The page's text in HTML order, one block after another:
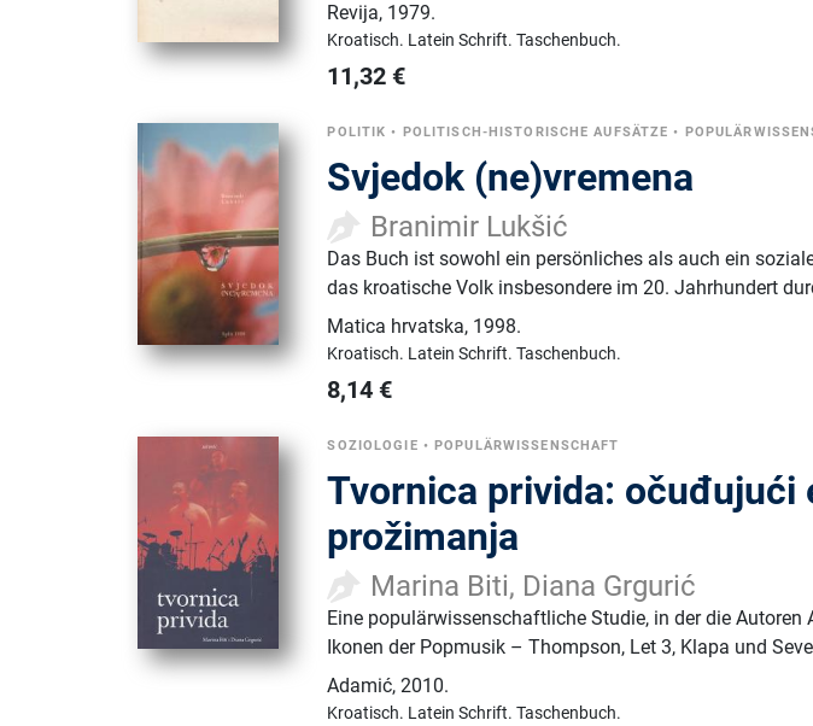
Revija, 1979.
Kroatisch. Latein Schrift.Taschenbuch.
11,32 €
POLITIK • POLITISCH-HISTORISCHE AUFSÄTZE •
Svjedok (ne)vremena
Branimir Lukšić
Das Buch ist sowohl ein persönliches als auch ein
das kroatische Volk insbesondere im 20. Jahrhundert
Matica hrvatska, 1998.
Kroatisch. Latein Schrift.Taschenbuch.
8,14 €
SOZIOLOGIE • POPULÄRWISSENSCHAFT
Tvornica privida: očuđujući
prožimanja
Marina Biti, Diana Grgurić
Eine populärwissenschaftliche Studie, in der die
Ikonen der Popmusik – Thompson, Let 3, Klapa und
Adamić,2010.
Kroatisch. Latein Schrift.Taschenbuch.